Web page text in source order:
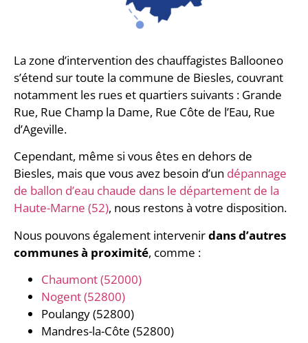
La zone d’intervention des chauffagistes Ballooneo
s’étend sur toute la commune de Biesles, couvrant
notamment les rues et quartiers suivants : Grande
Rue, Rue Champ la Dame, Rue Côte de l’Eau, Rue
d’Ageville.
Cependant, même si vous êtes en dehors de
Biesles, mais que vous avez besoin d’un dépannage
de ballon d’eau chaude dans le département de la
Haute-Marne (52), nous restons à votre disposition.
Nous pouvons également intervenirdans d’autres
communes à proximité, comme :
Chaumont (52000)
Nogent (52800)
Poulangy (52800)
Mandres-la-Côte (52800)